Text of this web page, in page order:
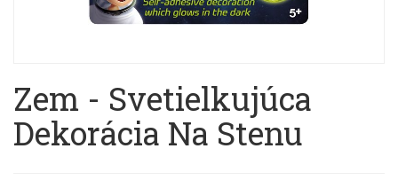
Zem - Svetielkujúca
Dekorácia Na Stenu